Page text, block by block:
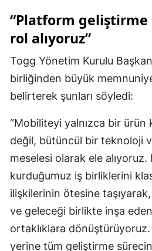
“Platform
rol alıyoruz”
Togg Yönetim Kurulu
birliğinden büyük
belirterek şunları söyledi:
“Mobiliteyi yalnızca bir
değil, bütüncül bir teknoloji
meselesi olarak ele
kurduğumuz iş birliklerini
ilişkilerinin ötesine
ve geleceği birlikte inşa
ortaklıklara
yerine tüm geliştirme